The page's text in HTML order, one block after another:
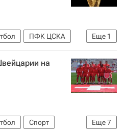
Еще 1
ПФК ЦСКА
на
Еще7
Спорт